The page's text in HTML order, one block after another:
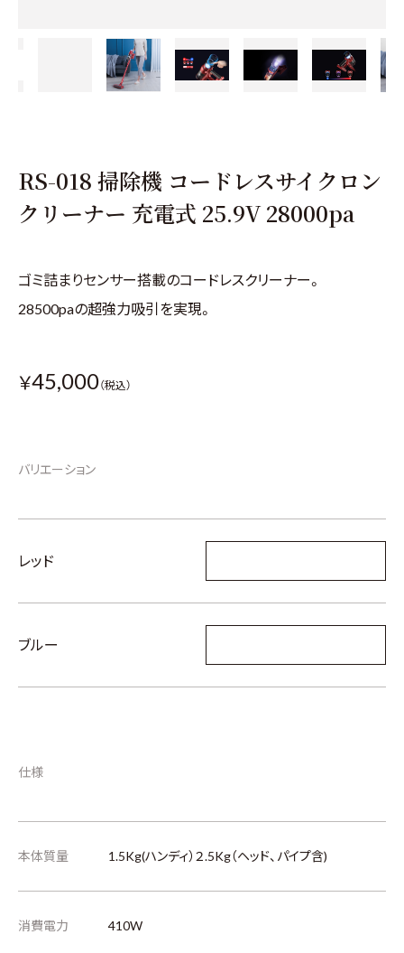
RS-018 掃除機 コードレスサイクロン
クリーナー 充電式 25.9V 28000pa
ゴミ詰まりセンサー搭載のコードレスクリーナー。
28500paの超強力吸引を実現。
￥45,000（税込）
バリエーション
レッド
ブルー
仕様
本体質量 1.5Kg(ハンディ）２.5Kg（ヘッド、パイプ含)
消費電力 410W